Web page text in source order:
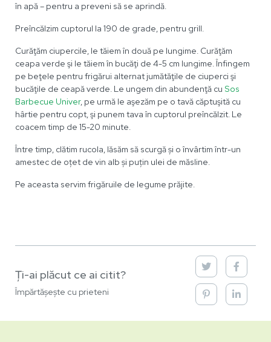
în apă – pentru a preveni să se aprindă.
Preîncălzim cuptorul la 190 de grade, pentru grill.
Curăţăm ciupercile, le tăiem în două pe lungime. Curăţăm
ceapa verde şi le tăiem în bucăţi de 4-5 cm lungime. Înfingem
pe beţele pentru frigărui alternat jumătăţile de ciuperci şi
bucăţile de ceapă verde. Le ungem din abundenţă cu Sos
Barbecue Univer, pe urmă le aşezăm pe o tavă căptuşită cu
hârtie pentru copt, şi punem tava în cuptorul preîncălzit. Le
coacem timp de 15-20 minute.
Între timp, clătim rucola, lăsăm să scurgă și o învârtim într-un
amestec de oțet de vin alb și puțin ulei de măsline.
Pe aceasta servim frigăruile de legume prăjite.
Ți-ai plăcut ce ai citit?
Împărtășește cu prieteni